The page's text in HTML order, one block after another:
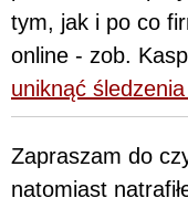
tym, jak i po co
online - zob.
uniknąć
Zapraszam do
natomiast